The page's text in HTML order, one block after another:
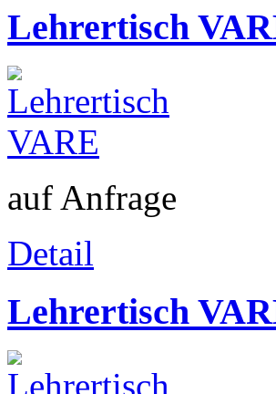
Lehrertisch
auf Anfrage
Detail
Lehrertisch